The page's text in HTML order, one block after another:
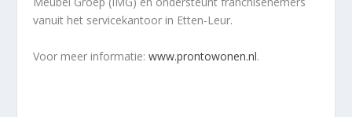
vanuit het servicekantoor in Etten-Leur.
Voor meer informatie:www.prontowonen.nl.